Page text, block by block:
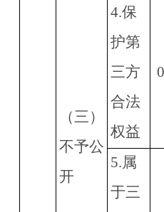
（三）
不予公
开
4.保
护第
三方
合法
权益
0
5.属
于三